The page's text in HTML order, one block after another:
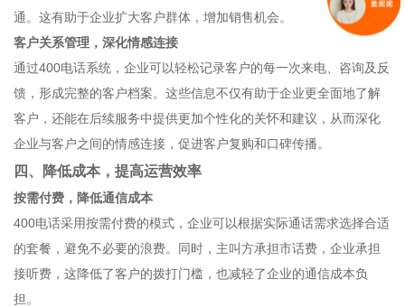
通。这有助于企业扩大客户群体，增加销售机会。
客户关系管理，深化情感连接
通过400电话系统，企业可以轻松记录客户的每一次来电、咨询及反
馈，形成完整的客户档案。这些信息不仅有助于企业更全面地了解
客户，还能在后续服务中提供更加个性化的关怀和建议，从而深化
企业与客户之间的情感连接，促进客户复购和口碑传播。
四、降低成本，提高运营效率
按需付费，降低通信成本
400电话采用按需付费的模式，企业可以根据实际通话需求选择合适
的套餐，避免不必要的浪费。同时，主叫方承担市话费，企业承担
接听费，这降低了客户的拨打门槛，也减轻了企业的通信成本负
担。